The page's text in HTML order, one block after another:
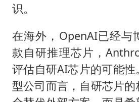
识。
在海外，OpenAI已经与
款自研推理芯片，
评估自研AI芯片的可能
型公司而言，自研芯片